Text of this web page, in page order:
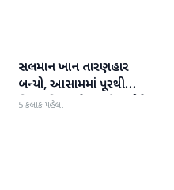
રાષ્ટ્રીય
સલમાન ખાન તારણહાર
બન્યો, આસામમાં પૂરથી
વિસ્થાપિત થયેલા પરિવારોને
5 કલાક પહેલા